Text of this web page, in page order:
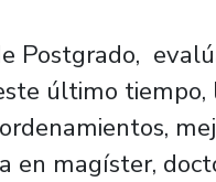
Postgrado,
último tiempo,
en magíster,